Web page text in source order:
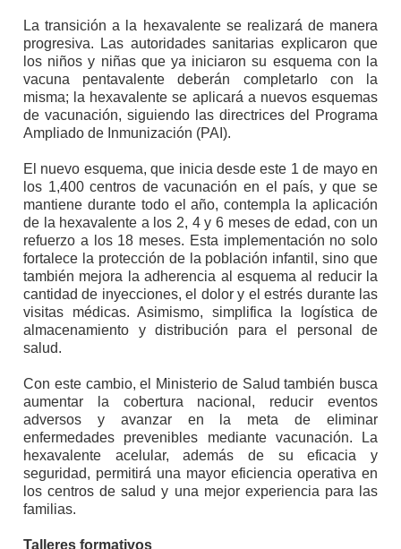
La transición a la hexavalente se realizará de manera
progresiva. Las autoridades sanitarias explicaron que
los niños y niñas que ya iniciaron su esquema con la
vacuna pentavalente deberán completarlo con la
misma; la hexavalente se aplicará a nuevos esquemas
de vacunación, siguiendo las directrices del Programa
Ampliado de Inmunización (PAI).
El nuevo esquema, que inicia desde este 1 de mayo en
los 1,400 centros de vacunación en el país, y que se
mantiene durante todo el año, contempla la aplicación
de la hexavalente a los 2, 4 y 6 meses de edad, con un
refuerzo a los 18 meses. Esta implementación no solo
fortalece la protección de la población infantil, sino que
también mejora la adherencia al esquema al reducir la
cantidad de inyecciones, el dolor y el estrés durante las
visitas médicas. Asimismo, simplifica la logística de
almacenamiento y distribución para el personal de
salud.
Con este cambio, el Ministerio de Salud también busca
aumentar la cobertura nacional, reducir eventos
adversos y avanzar en la meta de eliminar
enfermedades prevenibles mediante vacunación. La
hexavalente acelular, además de su eficacia y
seguridad, permitirá una mayor eficiencia operativa en
los centros de salud y una mejor experiencia para las
familias.
Talleres formativos